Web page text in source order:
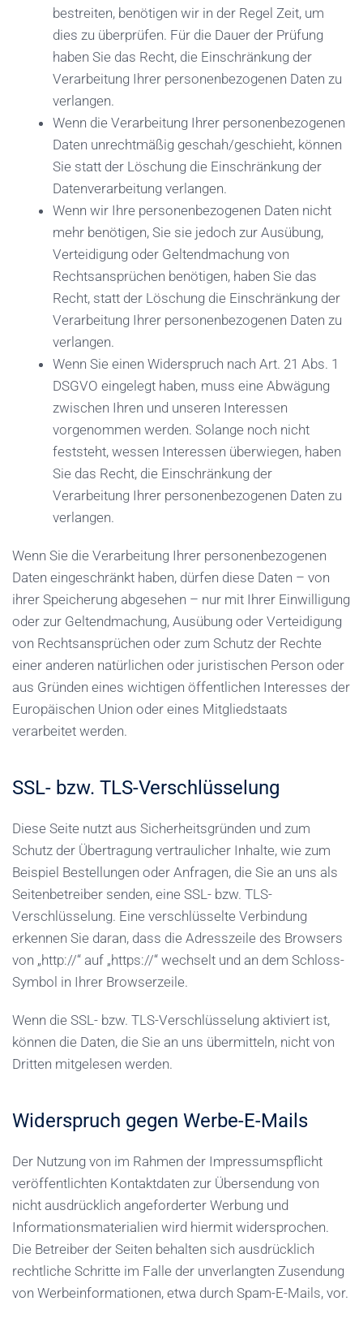
bestreiten, benötigen wir in der Regel Zeit, um
dies zu überprüfen. Für die Dauer der Prüfung
haben Sie das Recht, die Einschränkung der
Verarbeitung Ihrer personenbezogenen Daten zu
verlangen.
Wenn die Verarbeitung Ihrer personenbezogenen
Daten unrechtmäßig geschah/geschieht, können
Sie statt der Löschung die Einschränkung der
Datenverarbeitung verlangen.
Wenn wir Ihre personenbezogenen Daten nicht
mehr benötigen, Sie sie jedoch zur Ausübung,
Verteidigung oder Geltendmachung von
Rechtsansprüchen benötigen, haben Sie das
Recht, statt der Löschung die Einschränkung der
Verarbeitung Ihrer personenbezogenen Daten zu
verlangen.
Wenn Sie einen Widerspruch nach Art. 21 Abs. 1
DSGVO eingelegt haben, muss eine Abwägung
zwischen Ihren und unseren Interessen
vorgenommen werden. Solange noch nicht
feststeht, wessen Interessen überwiegen, haben
Sie das Recht, die Einschränkung der
Verarbeitung Ihrer personenbezogenen Daten zu
verlangen.
Wenn Sie die Verarbeitung Ihrer personenbezogenen
Daten eingeschränkt haben, dürfen diese Daten – von
ihrer Speicherung abgesehen – nur mit Ihrer Einwilligung
oder zur Geltendmachung, Ausübung oder Verteidigung
von Rechtsansprüchen oder zum Schutz der Rechte
einer anderen natürlichen oder juristischen Person oder
aus Gründen eines wichtigen öffentlichen Interesses der
Europäischen Union oder eines Mitgliedstaats
verarbeitet werden.
SSL- bzw. TLS-Verschlüsselung
Diese Seite nutzt aus Sicherheitsgründen und zum
Schutz der Übertragung vertraulicher Inhalte, wie zum
Beispiel Bestellungen oder Anfragen, die Sie an uns als
Seitenbetreiber senden, eine SSL- bzw. TLS-
Verschlüsselung. Eine verschlüsselte Verbindung
erkennen Sie daran, dass die Adresszeile des Browsers
von „http://“ auf „https://“ wechselt und an dem Schloss-
Symbol in Ihrer Browserzeile.
Wenn die SSL- bzw. TLS-Verschlüsselung aktiviert ist,
können die Daten, die Sie an uns übermitteln, nicht von
Dritten mitgelesen werden.
Widerspruch gegen Werbe-E-Mails
Der Nutzung von im Rahmen der Impressumspflicht
veröffentlichten Kontaktdaten zur Übersendung von
nicht ausdrücklich angeforderter Werbung und
Informationsmaterialien wird hiermit widersprochen.
Die Betreiber der Seiten behalten sich ausdrücklich
rechtliche Schritte im Falle der unverlangten Zusendung
von Werbeinformationen, etwa durch Spam-E-Mails, vor.